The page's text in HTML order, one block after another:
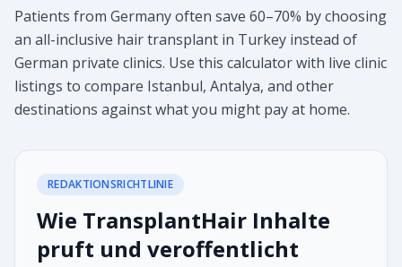
Patients from Germany often save 60–70% by choosing
an all-inclusive hair transplant in Turkey instead of
German private clinics. Use this calculator with live clinic
listings to compare Istanbul, Antalya, and other
destinations against what you might pay at home.
REDAKTIONSRICHTLINIE
Wie TransplantHair Inhalte
pruft und veroffentlicht